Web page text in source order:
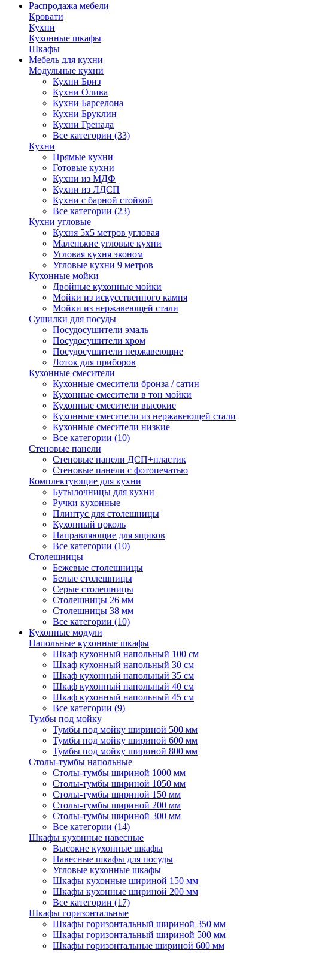
Распродажа мебели
Кровати
Кухни
Кухонные шкафы
Шкафы
Мебель для кухни
Модульные кухни
Кухни Бриз
Кухни Олива
Кухни Барселона
Кухни Бруклин
Кухни Гренада
Все категории (33)
Кухни
Прямые кухни
Готовые кухни
Кухни из МДФ
Кухни из ЛДСП
Кухни с барной стойкой
Все категории (23)
Кухни угловые
Кухня 5х5 метров угловая
Маленькие угловые кухни
Угловая кухня эконом
Угловые кухни 9 метров
Кухонные мойки
Двойные кухонные мойки
Мойки из искусственного камня
Мойки из нержавеющей стали
Сушилки для посуды
Посудосушители эмаль
Посудосушители хром
Посудосушители нержавеющие
Лоток для приборов
Кухонные смесители
Кухонные смесители бронза / сатин
Кухонные смесители в тон мойки
Кухонные смесители высокие
Кухонные смесители из нержавеющей стали
Кухонные смесители низкие
Все категории (10)
Стеновые панели
Стеновые панели ДСП+пластик
Стеновые панели с фотопечатью
Комплектующие для кухни
Бутылочницы для кухни
Ручки кухонные
Плинтус для столешницы
Кухонный цоколь
Направляющие для ящиков
Все категории (10)
Столешницы
Бежевые столешницы
Белые столешницы
Серые столешницы
Столешницы 26 мм
Столешницы 38 мм
Все категории (10)
Кухонные модули
Напольные кухонные шкафы
Шкаф кухонный напольный 100 см
Шкаф кухонный напольный 30 см
Шкаф кухонный напольный 35 см
Шкаф кухонный напольный 40 см
Шкаф кухонный напольный 45 см
Все категории (9)
Тумбы под мойку
Тумбы под мойку шириной 500 мм
Тумбы под мойку шириной 600 мм
Тумбы под мойку шириной 800 мм
Столы-тумбы напольные
Столы-тумбы шириной 1000 мм
Столы-тумбы шириной 1050 мм
Столы-тумбы шириной 150 мм
Столы-тумбы шириной 200 мм
Столы-тумбы шириной 300 мм
Все категории (14)
Шкафы кухонные навесные
Высокие кухонные шкафы
Навесные шкафы для посуды
Угловые кухонные шкафы
Шкафы кухонные шириной 150 мм
Шкафы кухонные шириной 200 мм
Все категории (17)
Шкафы горизонтальные
Шкафы горизонтальный шириной 350 мм
Шкафы горизонтальный шириной 500 мм
Шкафы горизонтальные шириной 600 мм